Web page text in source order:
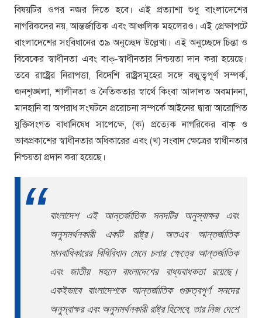
বিষয়টির ওপর নজর দিতে হবে। এই প্রত্যাশা শুধু বাংলাদেশের
নাগরিকদের নয়, আন্তর্জাতিক এবং আঞ্চলিক মহলেরও। এই প্রেক্ষাপটে
বাংলাদেশের সংবিধানের ৩৯ অনুচ্ছেদ উল্লেখ্য। এই অনুচ্ছেদে চিন্তা ও
বিবেকের স্বাধীনতা এবং বাক্-স্বাধীনতার নিশ্চয়তা দান করা হয়েছে।
তবে রাষ্ট্রের নিরাপত্তা, বিদেশি রাষ্ট্রসমূহের সঙ্গে বন্ধুত্বপূর্ণ সম্পর্ক,
জনশৃঙ্খলা, শালীনতা ও নৈতিকতার স্বার্থে কিংবা আদালত অবমাননা,
মানহানি বা অপরাধ সংঘটনে প্ররোচনা সম্পর্কে আইনের দ্বারা আরোপিত
যুক্তিসংগত বাধানিষেধ সাপেক্ষে, (ক) প্রত্যেক নাগরিকের বাক্ ও
ভাবপ্রকাশের স্বাধীনতার অধিকারের এবং (খ) সংবাদ ক্ষেত্রের স্বাধীনতার
নিশ্চয়তা প্রদান করা হয়েছে।
বাংলাদেশ এই আন্তর্জাতিক সনদটির অনুস্বাক্ষর এবং
অনুসমর্থনকারী একটি রাষ্ট্র। অতএব আন্তর্জাতিক
মানবাধিকারের বিধিবিধান মেনে চলার ক্ষেত্রে আন্তর্জাতিক
এবং জাতীয় মহলে বাংলাদেশের বাধ্যবাধকতা রয়েছে।
একইভাবে বাংলাদেশকে আন্তর্জাতিক গুরুত্বপূর্ণ সনদের
অনুস্বাক্ষর এবং অনুসমর্থনকারী রাষ্ট্র হিসেবে, তার নিজ দেশে